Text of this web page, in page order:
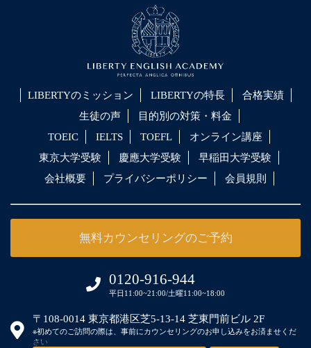
LIBERTYのミッション LIBERTYの特長
合格実績
生徒の声
目的別の対策・料金
TOEIC
IELTS TOEFL
オンライン講座
東京大学受験
慶應大学受験
早稲田大学受験
会社概要
プライバシーポリシー 会員規則
無料カウンセリングのご予約
0120-916-944
平日11:00~21:00/土曜11:00~18:00
〒108-0014 東京都港区芝5-13-14 芝東門前ビル 2F
※初めてのご訪問の際は、事前にカウンセリングのお申し込みをお済ませくだ
さい